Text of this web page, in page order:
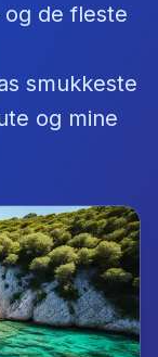
de fleste
smukkeste
og mine